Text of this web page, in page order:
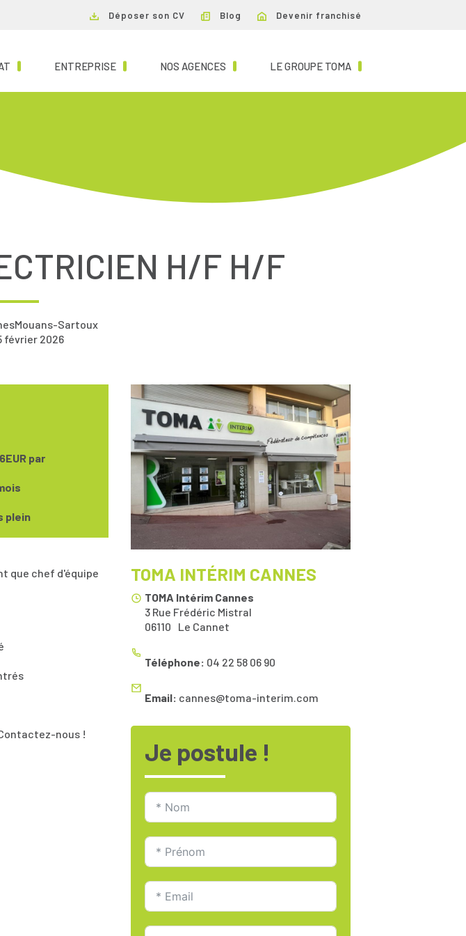
Déposer son CV Blog Devenir franchisé
(CURRENT)ENTREPRISE(CURRENT)NOS AGENCES (CURRENT)LE GROUPE TOMA (CURRENT)
H/F H/F
Sartoux
février 2026
par
plein
que chef d'équipe
nous !
TOMA INTÉRIM CANNES
TOMA Intérim Cannes
3 Rue Frédéric Mistral
Le Cannet
06110
Téléphone: 04 22 58 06 90
Email: cannes@toma-interim.com
Je postule !